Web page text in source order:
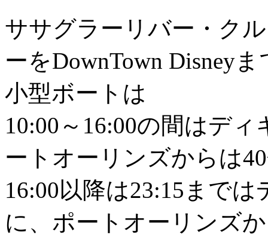
ササグラーリバー・ク
ーをDownTown Disney
小型ボートは
10:00～16:00の間はデ
ートオーリンズからは
16:00以降は23:15まで
に、ポートオーリンズ